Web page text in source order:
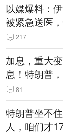
以媒爆料：
被紧急送医
随时会死去”
217
加息，重大
息！特朗普
81
特朗普坐不
人，咱们才